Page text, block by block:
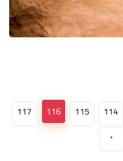
114
115
116
117
›